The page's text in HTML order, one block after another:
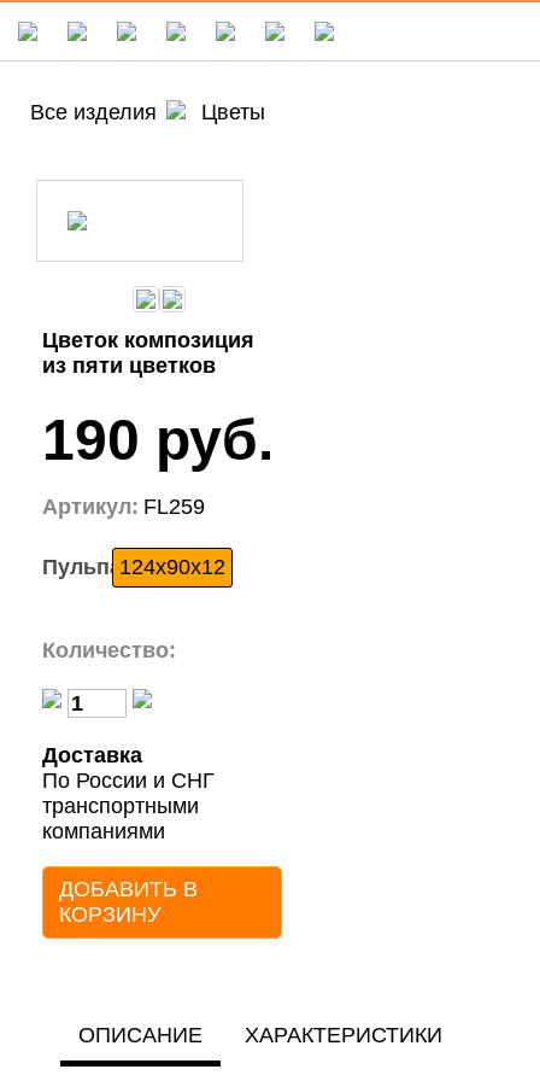
Все изделия Цветы
Цветок композиция
из пяти цветков
190 руб.
Артикул: FL259
Пульпа:124x90x12
Количество:
Доставка
По России и СНГ
транспортными
компаниями
ДОБАВИТЬ В
КОРЗИНУ
ОПИСАНИЕ ХАРАКТЕРИСТИКИ